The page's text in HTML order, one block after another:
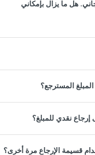
شحن مجاني. هل ما يزال بإمكاني
المسترجع؟
نقدي للمبلغ؟
قسيمة الإرجاع مرة أخرى؟